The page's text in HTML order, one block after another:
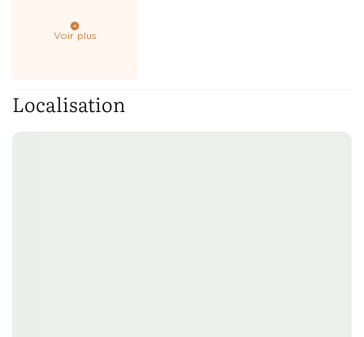
Voir plus
Localisation